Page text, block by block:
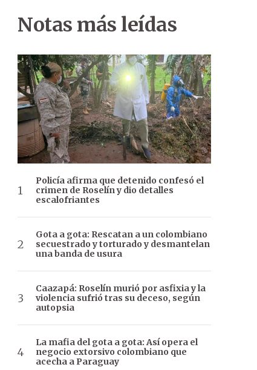
Notas más leídas
Policía afirma que detenido confesó el
crimen de Roselín y dio detalles
escalofriantes
Gota a gota: Rescatan a un colombiano
secuestrado y torturado y desmantelan
una banda de usura
Caazapá: Roselín murió por asfixia y la
violencia sufrió tras su deceso, según
autopsia
La mafia del gota a gota: Así opera el
negocio extorsivo colombiano que
acecha a Paraguay